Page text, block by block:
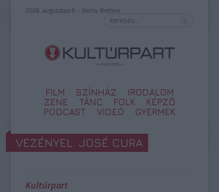
2026. augusztus 6. – Berta, Bettina
FILM SZÍNHÁZ
IRODALOM
ZENE
TÁNC FOLK
KÉPZŐ
PODCAST
VIDEÓ GYERMEK
VEZÉNYEL: JOSÉ CURA
Kultúrpart